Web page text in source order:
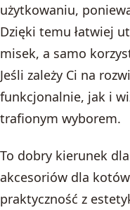
użytkowaniu,
Dzięki temu łatwiej
misek, a samo
Jeśli zależy Ci na
funkcjonalnie, jak i
trafionym wyborem.
To dobry kierunek
akcesoriów dla
praktyczność z